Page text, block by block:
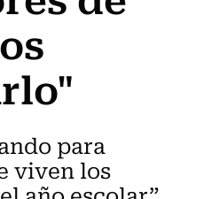
para
viven los